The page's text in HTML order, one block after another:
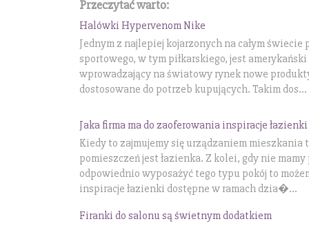
Przeczytać warto:
Halówki Hypervenom Nike
Jednym z najlepiej kojarzonych na całym
sportowego, w tym piłkarskiego, jest
wprowadzający na światowy rynek nowe
dostosowane do potrzeb kupujących. Takim dos...
Jaka firma ma do zaoferowania inspiracje łazienki
Kiedy to zajmujemy się urządzaniem mieszkania
pomieszczeń jest łazienka. Z kolei, gdy nie mamy
odpowiednio wyposażyć tego typu pokój to
inspiracje łazienki dostępne w ramach dzia�...
Firanki do salonu są świetnym dodatkiem